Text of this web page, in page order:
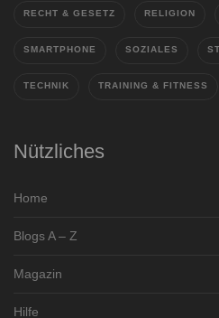
RECHT & GESETZ RELIGION
SMARTPHONE SOZIALES
TECHNIK TRAINING & FITNESS
Nützliches
Home
Blogs A – Z
Magazin
Hilfe